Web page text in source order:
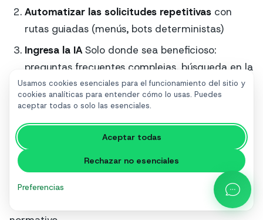
Usamos cookies esenciales para el funcionamiento del sitio y
cookies analíticas para entender cómo lo usas. Puedes
aceptar todas o solo las esenciales.
Aceptar todas
Rechazar no esenciales
Preferencias
Automatizar las solicitudes repetitivascon
rutas guiadas (menús, bots deterministas)
Ingresa la IASolo donde sea beneficioso:
preguntas frecuentes complejas, búsqueda en la
base de conocimientos, soporte en lenguaje
natural.
Medir y optimizar(tasa de conversión,
desviación de tickets, CSAT)
De esta forma, se reduce el riesgo de depender de
la IA para cada microdecisión y se mantiene el
control sobre las políticas y el cumplimiento